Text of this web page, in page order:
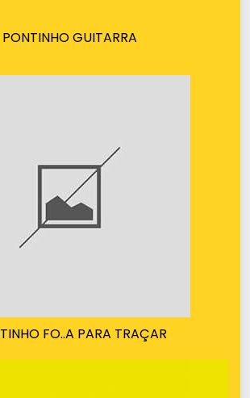
PONTINHO GUITARRA
FO..A PARA TRAÇAR